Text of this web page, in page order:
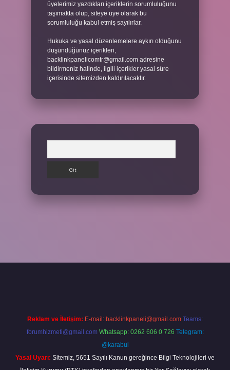
üyelerimiz yazdıkları içeriklerin sorumluluğunu
taşımakta olup, siteye üye olarak bu
sorumluluğu kabul etmiş sayılırlar.
Hukuka ve yasal düzenlemelere aykırı olduğunu
düşündüğünüz içerikleri,
backlinkpanelicomtr@gmail.com adresine
bildirmeniz halinde, ilgili içerikler yasal süre
içerisinde sitemizden kaldırılacaktır.
Reklam ve İletişim: E-mail: backlinkpaneli@gmail.com Teams:
forumhizmeti@gmail.com Whatsapp: 0262 606 0 726 Telegram:
@karabul
Yasal Uyarı: Sitemiz, 5651 Sayılı Kanun gereğince Bilgi Teknolojileri ve